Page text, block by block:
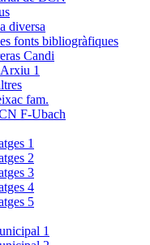
diversa
fonts bibliogràfiques
Candi
1
fam.
F-Ubach
1
2
3
4
5
1